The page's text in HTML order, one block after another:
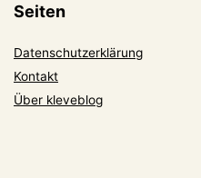
Seiten
Datenschutzerklärung
Kontakt
Über kleveblog